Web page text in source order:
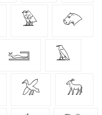
𓅳 𓄁
𓆒 𓄿
𓅮 𓃘